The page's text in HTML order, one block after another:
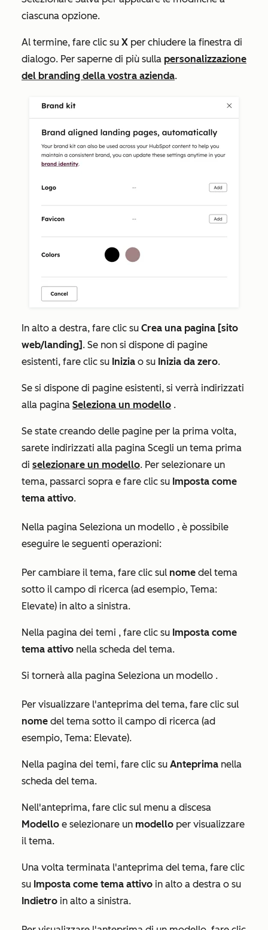
ciascuna opzione.
Al termine, fare clic su X per chiudere la finestra di
dialogo. Per saperne di più sulla personalizzazione
del branding della vostra azienda.
In alto a destra, fare clic su Crea una pagina [sito
web/landing] . Se non si dispone di pagine
esistenti, fare clic su Inizia o su Inizia da zero.
Se si dispone di pagine esistenti, si verrà indirizzati
alla pagina Seleziona un modello .
Se state creando delle pagine per la prima volta,
sarete indirizzati alla pagina Scegli un tema prima
di selezionare un modello. Per selezionare un
tema, passarci sopra e fare clic su Imposta come
tema attivo.
Nella pagina Seleziona un modello , è possibile
eseguire le seguenti operazioni:
Per cambiare il tema, fare clic sul nome del tema
sotto il campo di ricerca (ad esempio, Tema:
Elevate) in alto a sinistra.
Nella pagina dei temi , fare clic su Imposta come
tema attivo nella scheda del tema.
Si tornerà alla pagina Seleziona un modello .
Per visualizzare l'anteprima del tema, fare clic sul
nome del tema sotto il campo di ricerca (ad
esempio, Tema: Elevate).
Nella pagina dei temi, fare clic su Anteprima nella
scheda del tema.
Nell'anteprima, fare clic sul menu a discesa
Modello e selezionare un modello per visualizzare
il tema.
Una volta terminata l'anteprima del tema, fare clic
su Imposta come tema attivo in alto a destra o su
Indietro in alto a sinistra.